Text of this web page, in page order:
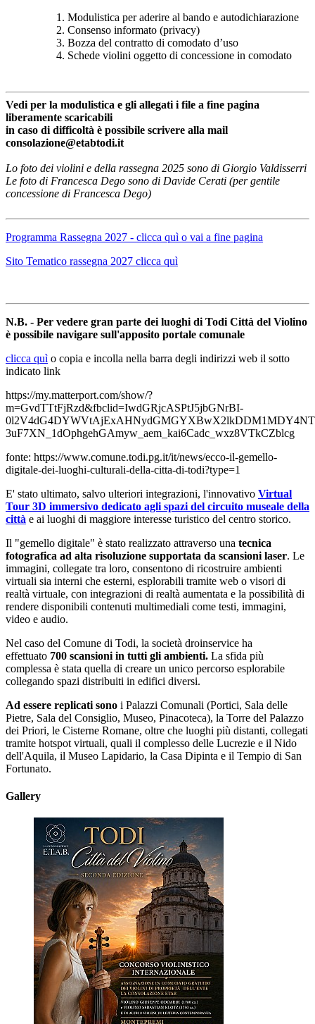
Modulistica per aderire al bando e autodichiarazione
Consenso informato (privacy)
Bozza del contratto di comodato d’uso
Schede violini oggetto di concessione in comodato
Vedi per la modulistica e gli allegati i file a fine pagina
liberamente scaricabili
in caso di difficoltà è possibile scrivere alla mail
consolazione@etabtodi.it
Lo foto dei violini e della rassegna 2025 sono di Giorgio Valdisserri
Le foto di Francesca Dego sono di Davide Cerati (per gentile
concessione di Francesca Dego)
Programma Rassegna 2027 - clicca quì o vai a fine pagina
Sito Tematico rassegna 2027 clicca quì
N.B. - Per vedere gran parte dei luoghi di Todi Città del Violino
è possibile navigare sull'apposito portale comunale
clicca quì o copia e incolla nella barra degli indirizzi web il sotto
indicato link
https://my.matterport.com/show/?
m=GvdTTtFjRzd&fbclid=IwdGRjcASPtJ5jbGNrBI-
3uF7XN_1dOphgehGAmyw_aem_kai6Cadc_wxz8VTkCZblcg
fonte: https://www.comune.todi.pg.it/it/news/ecco-il-gemello-
digitale-dei-luoghi-culturali-della-citta-di-todi?type=1
E' stato ultimato, salvo ulteriori integrazioni, l'innovativo Virtual
Tour 3D immersivo dedicato agli spazi del circuito museale della
città e ai luoghi di maggiore interesse turistico del centro storico.
Il "gemello digitale" è stato realizzato attraverso una tecnica
fotografica ad alta risoluzione supportata da scansioni laser. Le
immagini, collegate tra loro, consentono di ricostruire ambienti
virtuali sia interni che esterni, esplorabili tramite web o visori di
realtà virtuale, con integrazioni di realtà aumentata e la possibilità di
rendere disponibili contenuti multimediali come testi, immagini,
video e audio.
Nel caso del Comune di Todi, la società droinservice ha
effettuato 700 scansioni in tutti gli ambienti. La sfida più
complessa è stata quella di creare un unico percorso esplorabile
collegando spazi distribuiti in edifici diversi.
Ad essere replicati sono i Palazzi Comunali (Portici, Sala delle
Pietre, Sala del Consiglio, Museo, Pinacoteca), la Torre del Palazzo
dei Priori, le Cisterne Romane, oltre che luoghi più distanti, collegati
tramite hotspot virtuali, quali il complesso delle Lucrezie e il Nido
dell'Aquila, il Museo Lapidario, la Casa Dipinta e il Tempio di San
Fortunato.
Gallery